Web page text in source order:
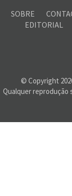
SOBRE
EDITORIAL
© Copyright
Qualquer reprodução